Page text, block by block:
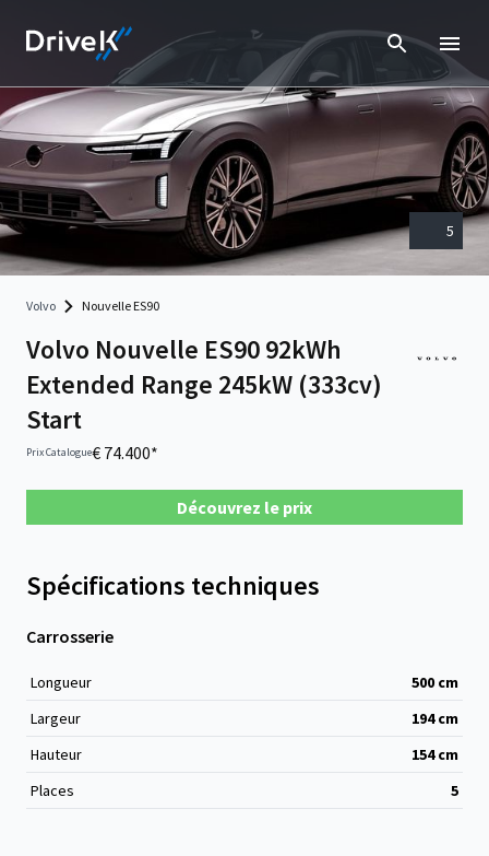
5
Volvo Nouvelle ES90
Volvo Nouvelle ES90 92kWh
Extended Range 245kW (333cv)
Start
Prix Catalogue€ 74.400*
Découvrez le prix
Spécifications techniques
Carrosserie
Longueur 500 cm
Largeur
194cm
Hauteur
154cm
Places
5